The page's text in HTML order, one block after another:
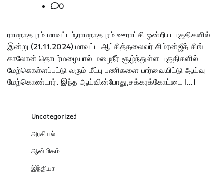
0
ராமநாதபுரம் மாவட்டம்,ராமநாதபுரம் ஊராட்சி ஒன்றிய பகுதிகளில்
இன்று (21.11.2024) மாவட்ட ஆட்சித்தலைவர் சிம்ரன்ஜீத் சிங்
காலோன் தொடர்மழையால் மழைநீர் சூழ்ந்துள்ள பகுதிகளில்
மேற்கொள்ளப்பட்டு வரும் மீட்பு பணிகளை பார்வையிட்டு ஆய்வு
மேற்கொண்டார். இந்த ஆய்வின்போது,சக்கரக்கோட்டை […]
Uncategorized
அரசியல்
ஆன்மிகம்
இந்தியா